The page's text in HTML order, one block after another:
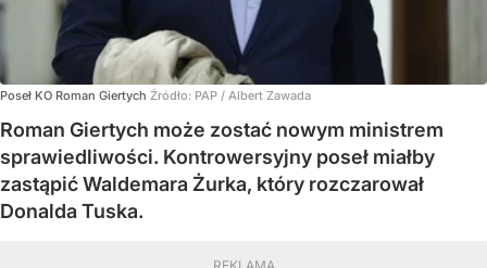
Poseł KO Roman Giertych Źródło: PAP / Albert Zawada
Roman Giertych może zostać nowym ministrem
sprawiedliwości. Kontrowersyjny poseł miałby
zastąpić Waldemara Żurka, który rozczarował
Donalda Tuska.